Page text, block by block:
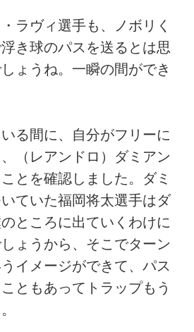
ラヴィ選手も、ノボリく
き球のパスを送るとは思
ょうね。一瞬の間ができ
る間に、自分がフリーに
（レアンドロ）ダミアン
とを確認しました。ダミ
ていた福岡将太選手はダ
ところに出ていくわけに
ょうから、そこでターン
イメージができて、パス
ともあってトラップもう